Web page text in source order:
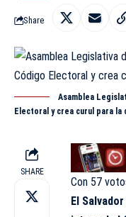
Share
Asamblea
Electoral y crea curul para la
SHARE
Con 57
El Salvador